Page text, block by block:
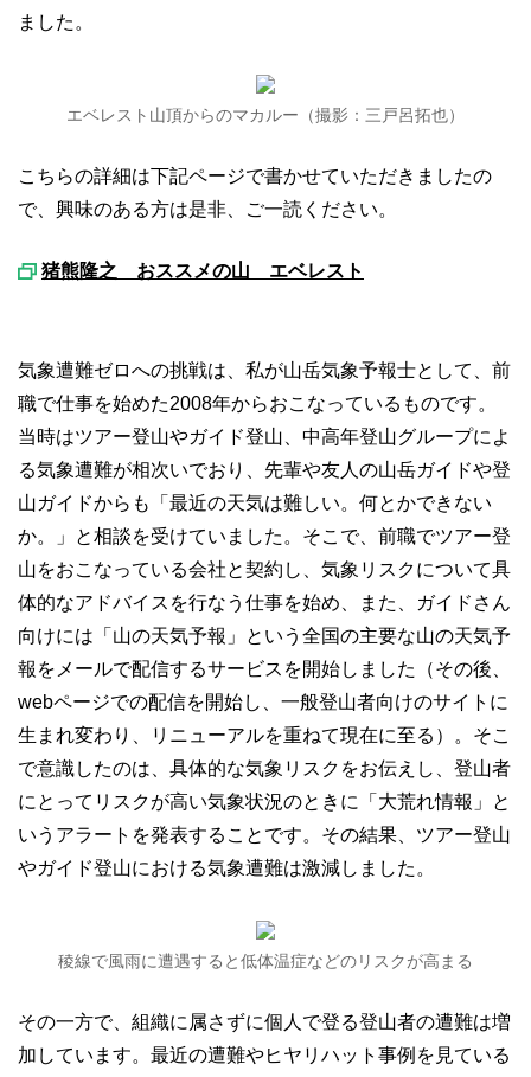
ました。
エベレスト山頂からのマカルー（撮影：三戸呂拓也）
こちらの詳細は下記ページで書かせていただきましたの
で、興味のある方は是非、ご一読ください。
猪熊隆之 おススメの山 エベレスト
気象遭難ゼロへの挑戦は、私が山岳気象予報士として、前
職で仕事を始めた2008年からおこなっているものです。
当時はツアー登山やガイド登山、中高年登山グループによ
る気象遭難が相次いでおり、先輩や友人の山岳ガイドや登
山ガイドからも「最近の天気は難しい。何とかできない
か。」と相談を受けていました。そこで、前職でツアー登
山をおこなっている会社と契約し、気象リスクについて具
体的なアドバイスを行なう仕事を始め、また、ガイドさん
向けには「山の天気予報」という全国の主要な山の天気予
報をメールで配信するサービスを開始しました（その後、
webページでの配信を開始し、一般登山者向けのサイトに
生まれ変わり、リニューアルを重ねて現在に至る）。そこ
で意識したのは、具体的な気象リスクをお伝えし、登山者
にとってリスクが高い気象状況のときに「大荒れ情報」と
いうアラートを発表することです。その結果、ツアー登山
やガイド登山における気象遭難は激減しました。
稜線で風雨に遭遇すると低体温症などのリスクが高まる
その一方で、組織に属さずに個人で登る登山者の遭難は増
加しています。最近の遭難やヒヤリハット事例を見ている